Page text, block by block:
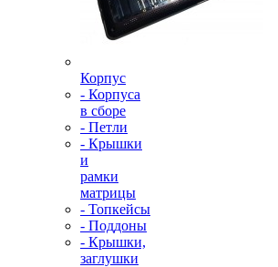
Корпус
- Корпуса
в сборе
- Петли
- Крышки
и
рамки
матрицы
- Топкейсы
- Поддоны
- Крышки,
заглушки